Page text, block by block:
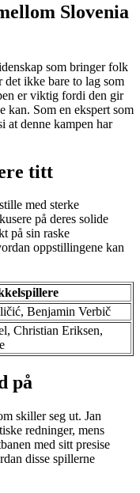
Slovenia
som bringer folk
det ikke bare to lag som
er viktig fordi den gir
kan. Som en ekspert som
at denne kampen har
titt
med sterke
på deres solide
på sin raske
oppstillingene kan
Benjamin Verbič
Christian Eriksen,
på
skiller seg ut. Jan
redninger, mens
med sitt presise
disse spillerne